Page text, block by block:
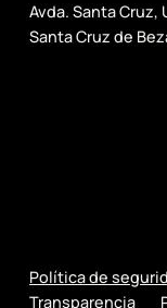
Avda. Santa Cruz,
Santa Cruz de
Política de
Transparencia